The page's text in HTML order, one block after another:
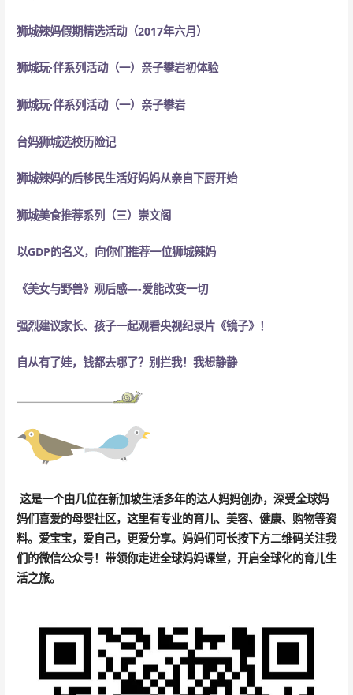
狮城辣妈假期精选活动（2017年六月）
狮城玩·伴系列活动（一）亲子攀岩初体验
狮城玩·伴系列活动（一）亲子攀岩
台妈狮城选校历险记
狮城辣妈的后移民生活好妈妈从亲自下厨开始
狮城美食推荐系列（三）崇文阁
以GDP的名义，向你们推荐一位狮城辣妈
《美女与野兽》观后感—-爱能改变一切
强烈建议家长、孩子一起观看央视纪录片《镜子》！
自从有了娃，钱都去哪了？别拦我！我想静静
这是一个由几位在新加坡生活多年的达人妈妈创办，深受全球妈
妈们喜爱的母婴社区，这里有专业的育儿、美容、健康、购物等资
料。 爱宝宝，爱自己，更爱分享。妈妈们可长按下方二维码关注我
们的微信公众号！带领你走进全球妈妈课堂，开启全球化的育儿生
活之旅。